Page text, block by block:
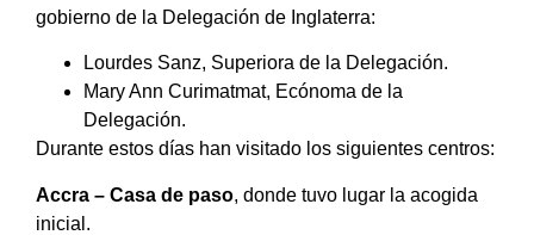
gobierno de la Delegación de Inglaterra:
Lourdes Sanz, Superiora de la Delegación.
Mary Ann Curimatmat, Ecónoma de la
Delegación.
Durante estos días han visitado los siguientes centros:
Accra – Casa de paso, donde tuvo lugar la acogida
inicial.